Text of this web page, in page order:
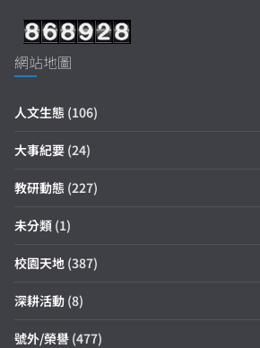
網站地圖
人文生態 (106)
大事紀要 (24)
教研動態 (227)
未分類 (1)
校園天地 (387)
深耕活動 (8)
號外/榮譽 (477)